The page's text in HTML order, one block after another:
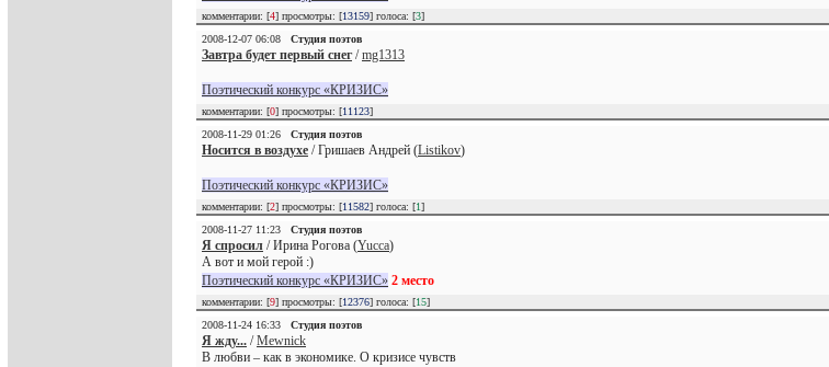
комментарии: [4] просмотры: [13159] голоса: [3]
2008-12-07 06:08
Студия поэтов
Завтра будет первый снег/mg1313
Поэтический конкурс «КРИЗИС»
комментарии: [0] просмотры: [11123]
2008-11-29 01:26
Студия поэтов
Носится в воздухе / Гришаев Андрей (Listikov)
Поэтический конкурс «КРИЗИС»
комментарии: [2] просмотры: [11582] голоса: [1]
2008-11-27 11:23
Студия поэтов
Я спросил / Ирина Рогова (Yucca)
А вот и мой герой :)
Поэтический конкурс «КРИЗИС» 2 место
комментарии: [9] просмотры: [12376] голоса: [15]
2008-11-24 16:33
Студия поэтов
Я жду... /Mewnick
В любви – как в экономике. О кризисе чувств